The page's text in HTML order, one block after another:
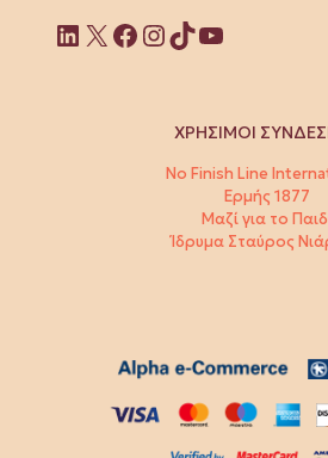
Linkedin
X Facebook
Instagram
TikTok
YouTube
ΧΡΗΣΙΜΟΙ
No Finish Line
Ερμής 1877
Μαζί για το
Ίδρυμα Σταύρος